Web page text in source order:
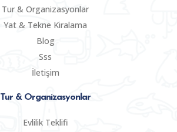
Tur & Organizasyonlar
Yat & Tekne Kiralama
Blog
Sss
İletişim
Tur & Organizasyonlar
Evlilik Teklifi